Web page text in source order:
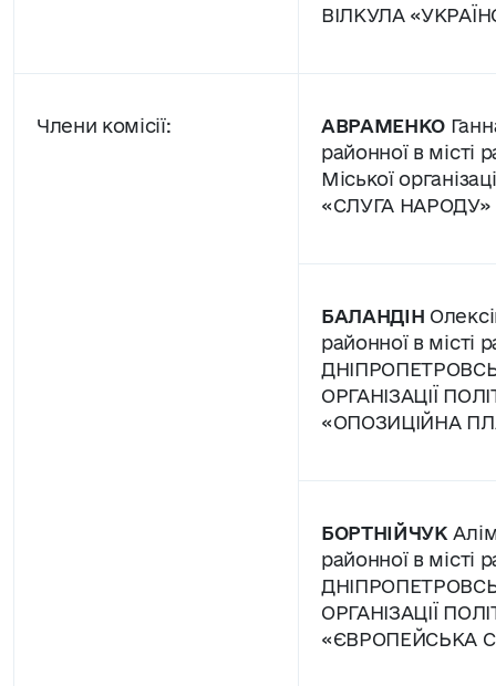
ВІЛКУЛА
Члени комісії: АВРАМЕНКО
районної в місті
Міської
«СЛУГА НАРОДУ»
БАЛАНДІН
районної в місті
ОРГАНІЗАЦІЇ
«ОПОЗИЦІЙНА
БОРТНІЙЧУК
районної в місті
ОРГАНІЗАЦІЇ
«ЄВРОПЕЙСЬКА